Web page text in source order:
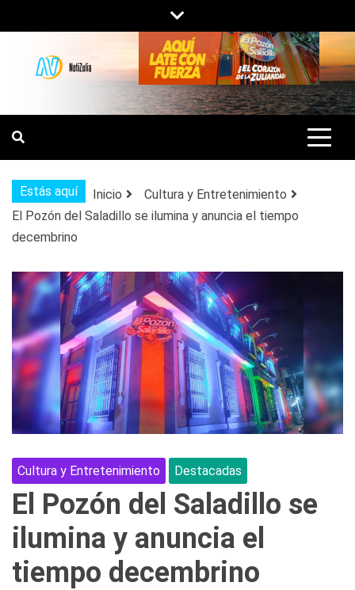
al
contenido
NOTIZULIA
NOTICIAS DEL ZULIA, VENEZUELA Y
DE INTERÉS GENERAL.
Estás aquí Inicio
Cultura y Entretenimiento
El Pozón del Saladillo se ilumina y anuncia el tiempo
decembrino
Cultura y Entretenimiento Destacadas
El Pozón del Saladillo se
ilumina y anuncia el
tiempo decembrino